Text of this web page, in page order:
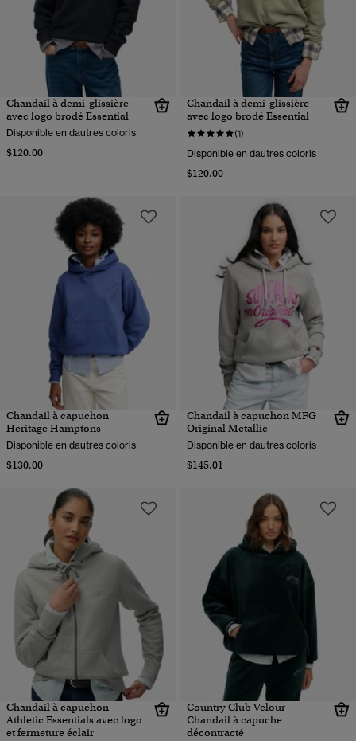
Chandail à demi-glissière
avec logo brodé Essential
Disponible en dautres coloris
$120.00
Chandail à demi-glissière
avec logo brodé Essential
(1)
Disponible en dautres coloris
$120.00
Chandail à capuchon
Heritage Hamptons
Disponible en dautres coloris
$130.00
Chandail à capuchon MFG
Original Metallic
Disponible en dautres coloris
$145.01
Chandail à capuchon
Athletic Essentials avec logo
et fermeture éclair
Country Club Velour
Chandail à capuche
décontracté